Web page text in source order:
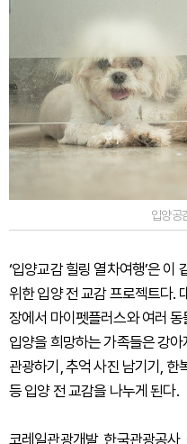
입양공
‘입양교감 힐링 열차여행’은 이
위한 입양 전 교감 프로젝트다.
장에서 마이펫플러스와 여러
입양을 희망하는 가족들은 강
관광하기, 추억 사진 남기기, 한
등 입양 전 교감을 나누게 된다.
코레일관광개발, 한국관광공사